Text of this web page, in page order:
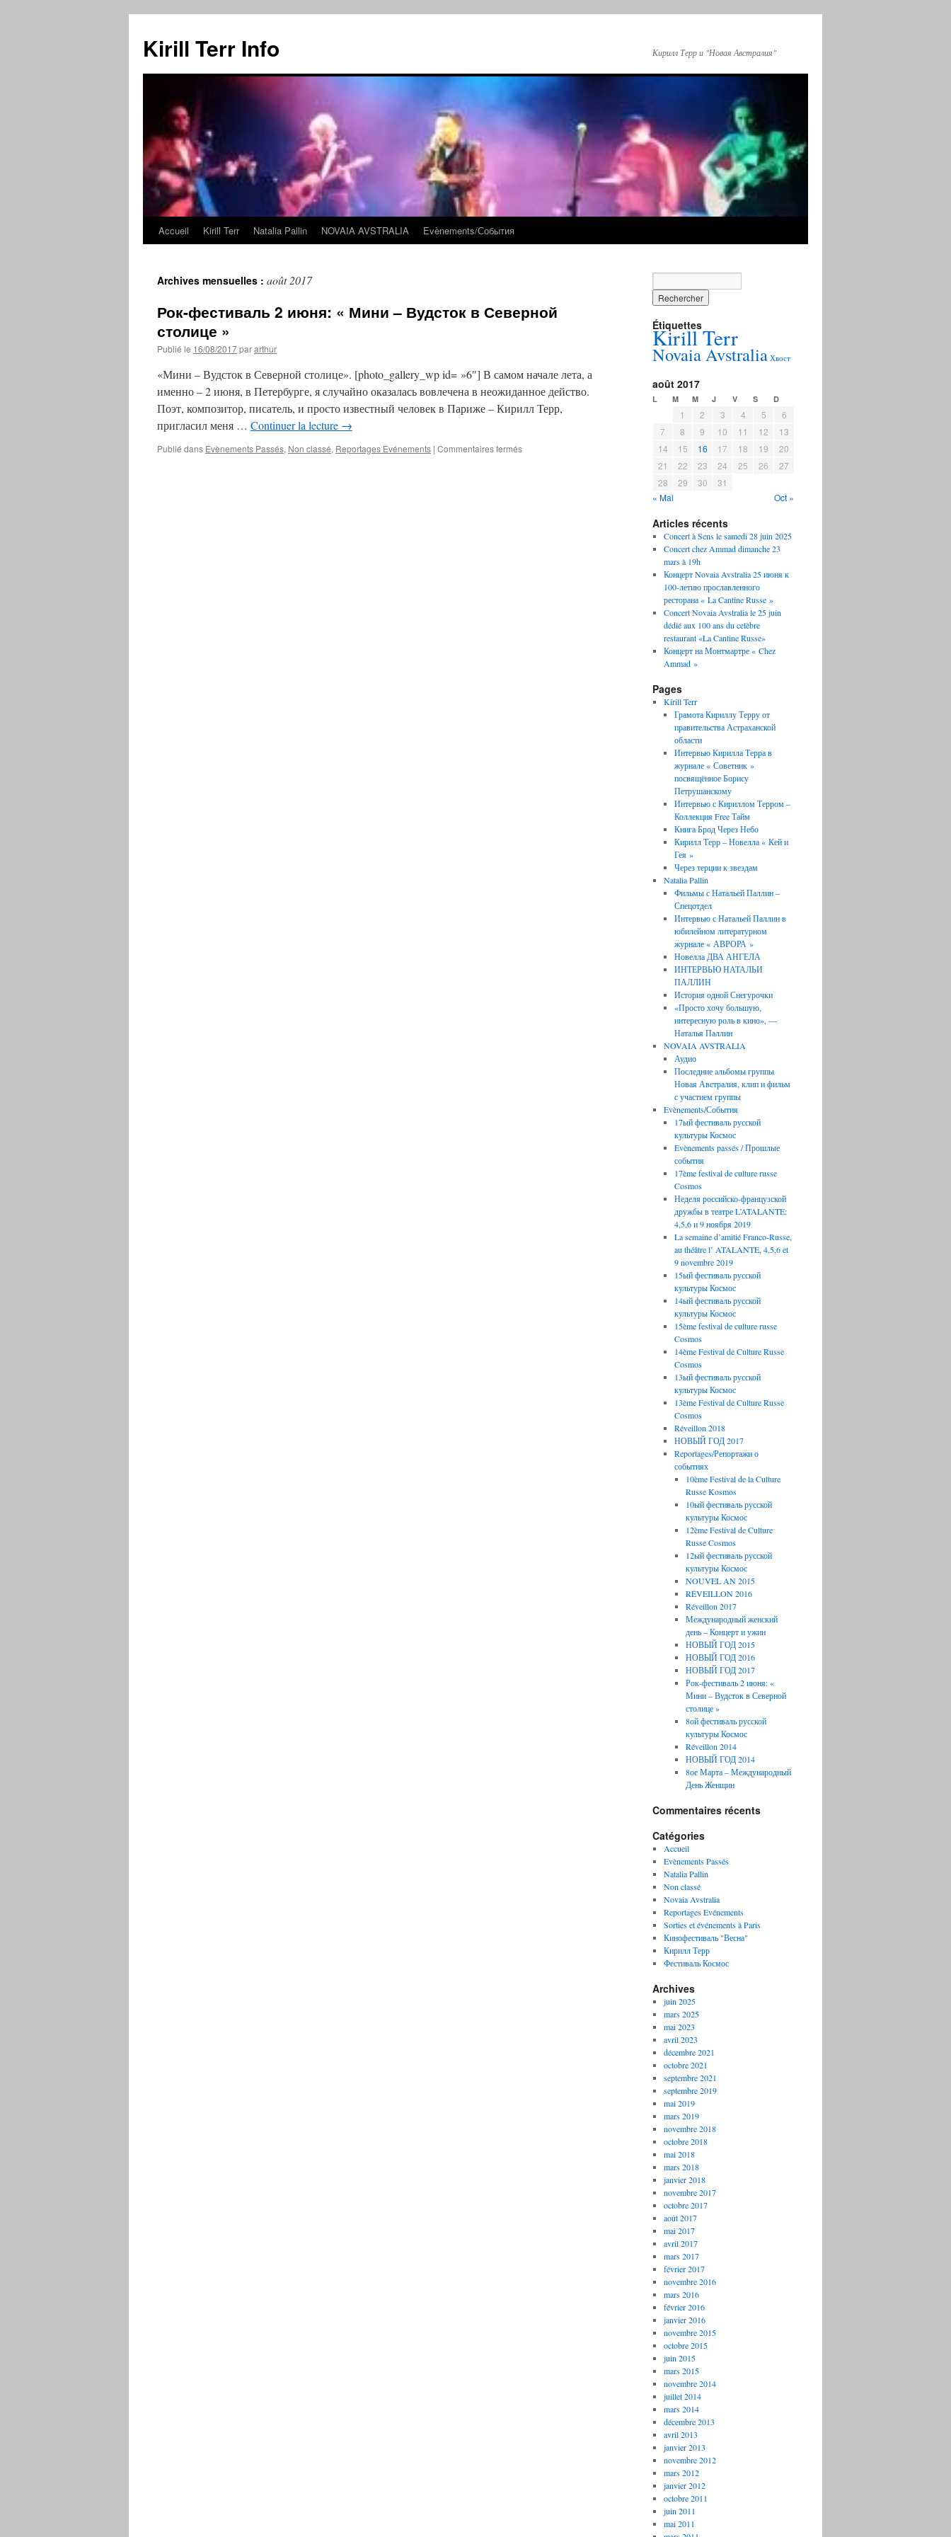
Kirill Terr Info Кирилл Терр и "Новая Австралия"
Aller
contenu
Accueil Kirill Terr Natalia Pallin NOVAIA AVSTRALIA Evènements/События
Archives mensuelles : août 2017
Рок-фестиваль 2 июня: « Мини – Вудсток в Северной
столице »
Publié le 16/08/2017pararthur
«Мини – Вудсток в Северной столице». [photo_gallery_wp id= »6″] В самом начале лета, а
именно – 2 июня, в Петербурге, я случайно оказалась вовлечена в неожиданное действо.
Поэт, композитор, писатель, и просто известный человек в Париже – Кирилл Терр,
пригласил меня … Continuer la lecture →
Publié dans Evènements Passés, Non classé, Reportages Evénements | Commentaires ferméssur
Étiquettes
Kirill Terr
Novaia Avstralia Хвост
août 2017
L M M J V S D
1 2 3 4 5
6
7
8 9 10 11 12
13
14
15 16 17 18 19
20
21
22 23 24 25 26
27
28
29 30
31
« Mai
Oct »
Articles récents
Concert à Sens le samedi 28 juin 2025
Concert chez Ammad dimanche 23
mars à 19h
Концерт Novaia Avstralia 25 июня к
100-летию прославленного
ресторана « La Cantine Russe »
Concert Novaia Avstralia le 25 juin
dédié aux 100 ans du celèbre
restaurant «La Cantine Russe»
Концерт на Монтмартре « Chez
Ammad »
Pages
Kirill Terr
Грамота Кириллу Терру от
правительства Астраханской
области
Интервью Кирилла Терра в
журнале « Советник »
посвящённое Борису
Петрушанскому
Интервью с Кириллом Терром –
Коллекция Free Тайм
Книга Брод Через Небо
Кирилл Терр – Новелла « Кей и
Гея »
Через терции к звездам
Natalia Pallin
Фильмы с Натальей Паллин –
Спецотдел
Интервью с Натальей Паллин в
юбилейном литературном
журнале « АВРОРА »
Новелла ДВА АНГЕЛА
ИНТЕРВЬЮ НАТАЛЬИ
ПАЛЛИН
История одной Снегурочки
«Просто хочу большую,
интересную роль в кино», —
Наталья Паллин
NOVAIA AVSTRALIA
Аудио
Последние aльбомы группы
Новая Австралия, клип и фильм
с участием группы
Evènements/События
17ый фестиваль русской
культуры Космос
Evènements passés / Прошлые
события
17ème festival de culture russe
Cosmos
Неделя российско-французской
дружбы в театре L’ATALANTE:
4,5,6 и 9 ноября 2019
La semaine d’amitié Franco-Russe,
au théâtre l’ ATALANTE, 4,5,6 et
9 novembre 2019
15ый фестиваль русской
культуры Космос
14ый фестиваль русской
культуры Космос
15ème festival de culture russe
Cosmos
14ème Festival de Culture Russe
Cosmos
13ый фестиваль русской
культуры Космос
13ème Festival de Culture Russe
Cosmos
Réveillon 2018
НОВЫЙ ГОД 2017
Reportages/Репортажи о
событиях
10ème Festival de la Culture
Russe Kosmos
10ый фестиваль русской
культуры Космос
12ème Festival de Culture
Russe Cosmos
12ый фестиваль русской
культуры Космос
NOUVEL AN 2015
RÉVEILLON 2016
Réveillon 2017
Международный женский
день – Концерт и ужин
НОВЫЙ ГОД 2015
НОВЫЙ ГОД 2016
НОВЫЙ ГОД 2017
Рок-фестиваль 2 июня: «
Мини – Вудсток в Северной
столице »
8ой фестиваль русской
культуры Космос
Réveillon 2014
НОВЫЙ ГОД 2014
8ое Марта – Международный
День Женщин
Commentaires récents
Catégories
Accueil
Evènements Passés
Natalia Pallin
Non classé
Novaia Avstralia
Reportages Evénements
Sorties et événements à Paris
Кинофестиваль "Весна"
Кирилл Терр
Фестиваль Космос
Archives
juin 2025
mars 2025
mai 2023
avril 2023
décembre 2021
octobre 2021
septembre 2021
septembre 2019
mai 2019
mars 2019
novembre 2018
octobre 2018
mai 2018
mars 2018
janvier 2018
novembre 2017
octobre 2017
août 2017
mai 2017
avril 2017
mars 2017
février 2017
novembre 2016
mars 2016
février 2016
janvier 2016
novembre 2015
octobre 2015
juin 2015
mars 2015
novembre 2014
juillet 2014
mars 2014
décembre 2013
avril 2013
janvier 2013
novembre 2012
mars 2012
janvier 2012
octobre 2011
juin 2011
mai 2011